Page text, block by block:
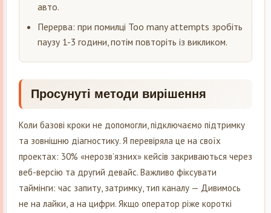
авто.
Перерва: при помилці Too many attempts зробіть
паузу 1-3 години, потім повторіть із викликом.
Просунуті методи вирішення
Коли базові кроки не допомогли, підключаємо підтримку
та зовнішню діагностику. Я перевіряла це на своїх
проектах: 30% «нерозв’язних» кейсів закриваються через
веб-версію та другий девайс. Важливо фіксувати
таймінги: час запиту, затримку, тип каналу — Дивимось
не на лайки, а на цифри. Якщо оператор ріже короткі